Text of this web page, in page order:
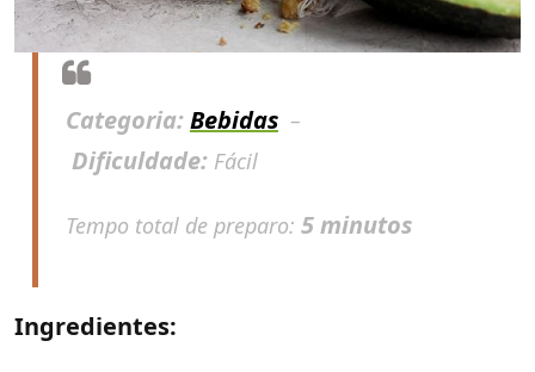
Categoria:Bebidas –
Dificuldade: Fácil
Tempo total de preparo: 5 minutos
Ingredientes: